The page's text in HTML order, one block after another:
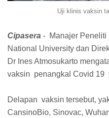
Uji klinis vaksin
Cipasera - Manajer Peneliti
National University dan
Dr Ines Atmosukarto
vaksin penangkal Covid 19
Delapan vaksin tersebut,
CansinoBio, Sinovac,